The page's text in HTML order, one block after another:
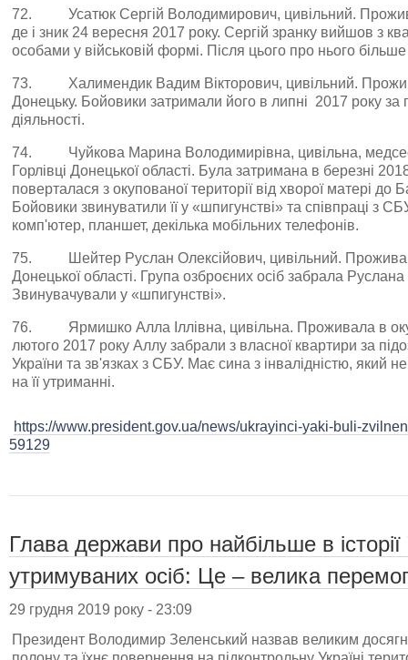
72. Усатюк Сергій Володимирович, цивільний.
де і зник 24 вересня 2017 року. Сергій зранку вийшов з
особами у військовій формі. Після цього про нього
73. Халимендик Вадим Вікторович, цивільний.
Донецьку. Бойовики затримали його в липні 2017 року за
діяльності.
74. Чуйкова Марина Володимирівна, цивільна,
Горлівці Донецької області. Була затримана в березні
поверталася з окупованої території від хворої матері до
Бойовики звинуватили її у «шпигунстві» та співпраці з
комп'ютер, планшет, декілька мобільних телефонів.
75. Шейтер Руслан Олексійович, цивільний.
Донецької області. Група озброєних осіб забрала
Звинувачували у «шпигунстві».
76. Ярмишко Алла Іллівна, цивільна. Проживала в
лютого 2017 року Аллу забрали з власної квартири за
України та зв'язках з СБУ. Має сина з інвалідністю, який
на її утриманні.
https://www.president.gov.ua/news/ukrayinci-yaki-buli-
59129
Глава держави про найбільше в історії
утримуваних осіб: Це – велика
29 грудня 2019 року - 23:09
Президент Володимир Зеленський назвав великим